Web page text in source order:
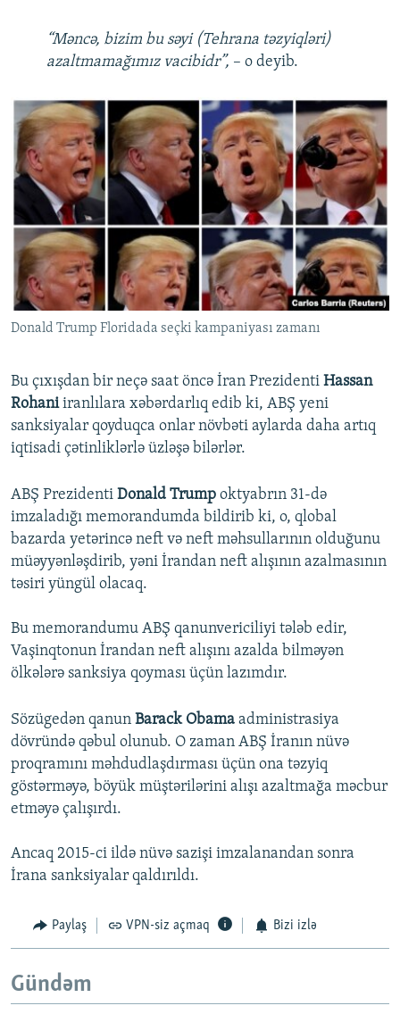
“Məncə, bizim bu səyi (Tehrana təzyiqləri)
azaltmamağımız vacibidr”, – o deyib.
Donald Trump Floridada seçki kampaniyası zamanı
Bu çıxışdan bir neçə saat öncə İran Prezidenti Hassan
Rohaniiranlılara xəbərdarlıq edib ki, ABŞ yeni
sanksiyalar qoyduqca onlar növbəti aylarda daha artıq
iqtisadi çətinliklərlə üzləşə bilərlər.
ABŞ Prezidenti Donald Trump oktyabrın 31-də
imzaladığı memorandumda bildirib ki, o, qlobal
bazarda yetərincə neft və neft məhsullarının olduğunu
müəyyənləşdirib, yəni İrandan neft alışının azalmasının
təsiri yüngül olacaq.
Bu memorandumu ABŞ qanunvericiliyi tələb edir,
Vaşinqtonun İrandan neft alışını azalda bilməyən
ölkələrə sanksiya qoyması üçün lazımdır.
Sözügedən qanun Barack Obama administrasiya
dövründə qəbul olunub. O zaman ABŞ İranın nüvə
proqramını məhdudlaşdırması üçün ona təzyiq
göstərməyə, böyük müştərilərini alışı azaltmağa məcbur
etməyə çalışırdı.
Ancaq 2015-ci ildə nüvə sazişi imzalanandan sonra
İrana sanksiyalar qaldırıldı.
Paylaş VPN-siz açmaq Bizi izlə
Gündəm